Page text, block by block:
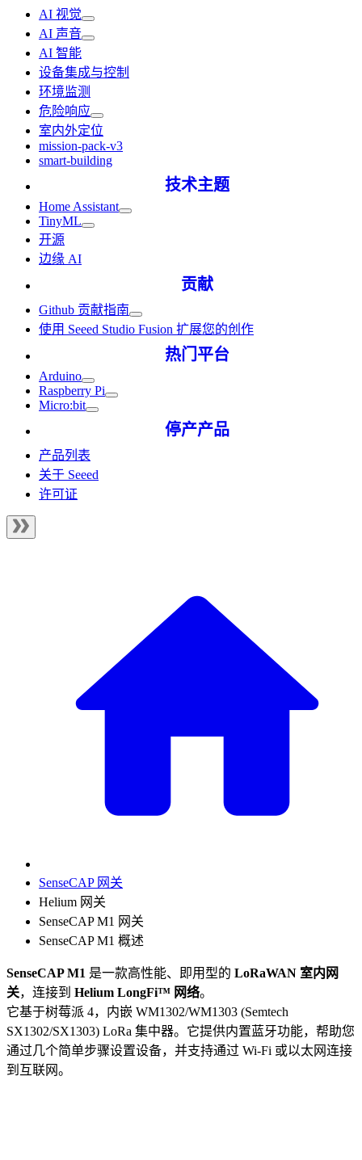
AI 视觉
AI 声音
AI 智能
设备集成与控制
环境监测
危险响应
室内外定位
mission-pack-v3
smart-building
技术主题
Home Assistant
TinyML
开源
边缘 AI
贡献
Github 贡献指南
使用 Seeed Studio Fusion 扩展您的创作
热门平台
Arduino
Raspberry Pi
Micro:bit
停产产品
产品列表
关于 Seeed
许可证
SenseCAP 网关
Helium 网关
SenseCAP M1 网关
SenseCAP M1 概述
SenseCAP M1 是一款高性能、即用型的 LoRaWAN 室内网
关，连接到 Helium LongFi™ 网络。
它基于树莓派 4，内嵌 WM1302/WM1303 (Semtech
SX1302/SX1303) LoRa 集中器。它提供内置蓝牙功能，帮助您
通过几个简单步骤设置设备，并支持通过 Wi-Fi 或以太网连接
到互联网。